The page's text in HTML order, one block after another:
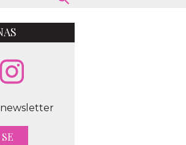
newsletter